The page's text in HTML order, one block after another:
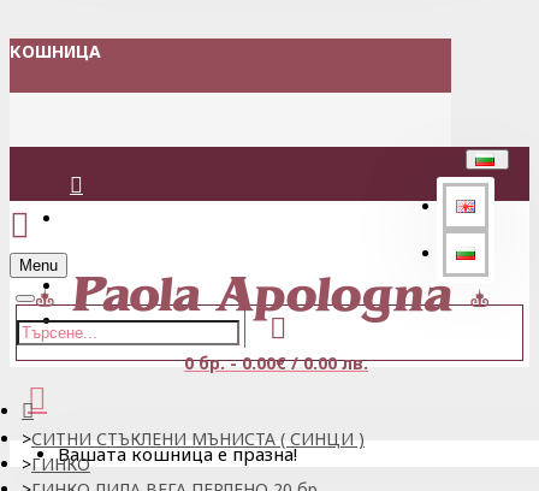
КОШНИЦА
Регистрация
Menu
0 бр. - 0.00€ / 0.00 лв.
Вашата кошница е празна!
СИТНИ СТЪКЛЕНИ МЪНИСТА ( СИНЦИ )
ГИНКО